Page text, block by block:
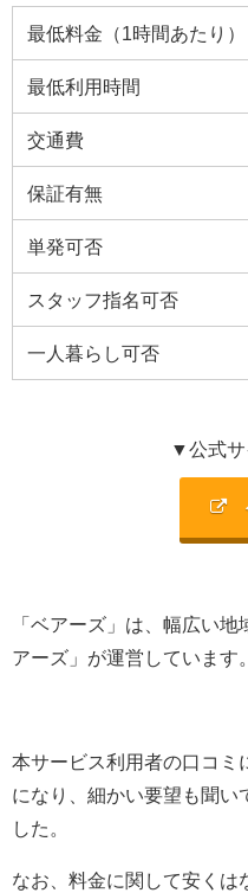
最低料金（1時間あたり）
最低利用時間
交通費
保証有無
単発可否
スタッフ指名可否
一人暮らし可否
▼公式
「ベアーズ」は、幅広い地
アーズ 」が運営しています。
本サービス利用者の口コミ
になり、細かい要望も聞い
した。
なお、料金に関して安くは